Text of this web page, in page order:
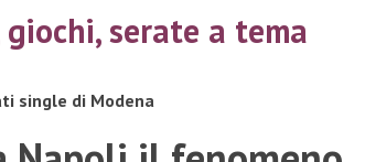
serate a tema
single di Modena